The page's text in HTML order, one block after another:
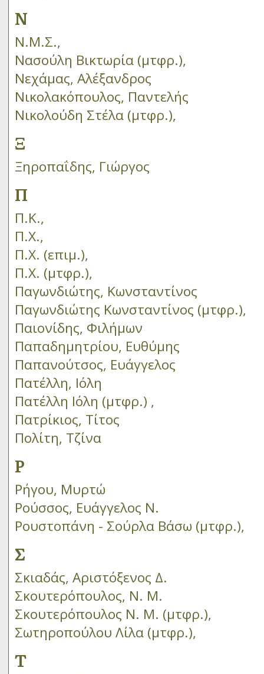
Ν
Ν.Μ.Σ.,
Νασούλη Βικτωρία (μτφρ.),
Νεχάμας, Αλέξανδρος
Νικολακόπουλος, Παντελής
Νικολούδη Στέλα (μτφρ.),
Ξ
Ξηροπαΐδης, Γιώργος
Π
Π.Κ.,
Π.Χ.,
Π.Χ. (επιμ.),
Π.Χ. (μτφρ.),
Παγωνδιώτης, Κωνσταντίνος
Παγωνδιώτης Κωνσταντίνος (μτφρ.),
Παιονίδης, Φιλήμων
Παπαδημητρίου, Ευθύμης
Παπανούτσος, Ευάγγελος
Πατέλλη, Ιόλη
Πατέλλη Ιόλη (μτφρ.) ,
Πατρίκιος, Τίτος
Πολίτη, Τζίνα
Ρ
Ρήγου, Μυρτώ
Ρούσσος, Ευάγγελος Ν.
Ρουστοπάνη - Σούρλα Βάσω (μτφρ.),
Σ
Σκιαδάς, Αριστόξενος Δ.
Σκουτερόπουλος, Ν. Μ.
Σκουτερόπουλος Ν. Μ. (μτφρ.),
Σωτηροπούλου Λίλα (μτφρ.),
Τ